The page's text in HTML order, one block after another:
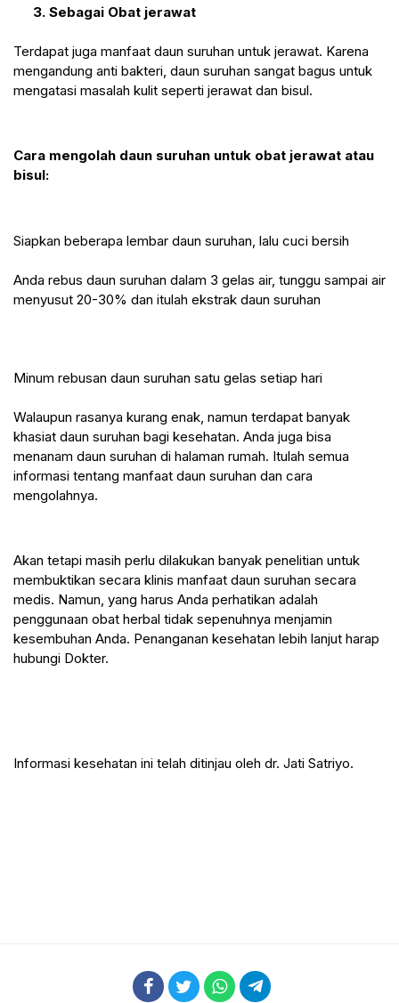
3. Sebagai Obat jerawat
Terdapat juga manfaat daun suruhan untuk jerawat. Karena
mengandung anti bakteri, daun suruhan sangat bagus untuk
mengatasi masalah kulit seperti jerawat dan bisul.
Cara mengolah daun suruhan untuk obat jerawat atau
bisul:
Siapkan beberapa lembar daun suruhan, lalu cuci bersih
Anda rebus daun suruhan dalam 3 gelas air, tunggu sampai air
menyusut 20-30% dan itulah ekstrak daun suruhan
Minum rebusan daun suruhan satu gelas setiap hari
Walaupun rasanya kurang enak, namun terdapat banyak
khasiat daun suruhan bagi kesehatan. Anda juga bisa
menanam daun suruhan di halaman rumah. Itulah semua
informasi tentang manfaat daun suruhan dan cara
mengolahnya.
Akan tetapi masih perlu dilakukan banyak penelitian untuk
membuktikan secara klinis manfaat daun suruhan secara
medis. Namun, yang harus Anda perhatikan adalah
penggunaan obat herbal tidak sepenuhnya menjamin
kesembuhan Anda. Penanganan kesehatan lebih lanjut harap
hubungi Dokter.
Informasi kesehatan ini telah ditinjau oleh dr. Jati Satriyo.